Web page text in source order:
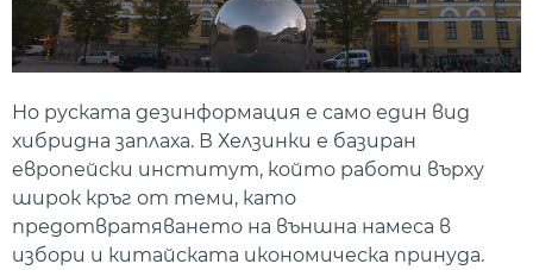
Но руската дезинформация е само един вид
хибридна заплаха. В Хелзинки е базиран
европейски институт, който работи върху
широк кръг от теми, като
предотвратяването на външна намеса в
избори и китайската икономическа принуда.